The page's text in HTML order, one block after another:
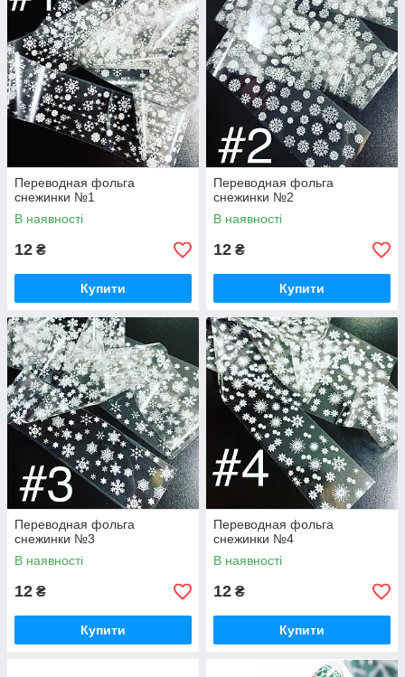
Переводная фольга
снежинки №1
В наявності
12 ₴
Купити
Переводная фольга
снежинки №2
В наявності
12 ₴
Купити
Переводная фольга
снежинки №3
В наявності
12 ₴
Купити
Переводная фольга
снежинки №4
В наявності
12 ₴
Купити